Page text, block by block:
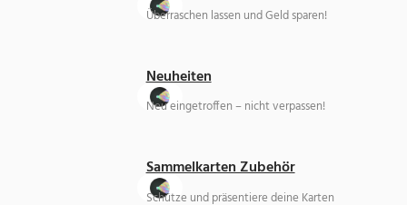
Überraschen lassen und Geld sparen!
Neuheiten
Neu eingetroffen – nicht verpassen!
Sammelkarten Zubehör
Schütze und präsentiere deine Karten